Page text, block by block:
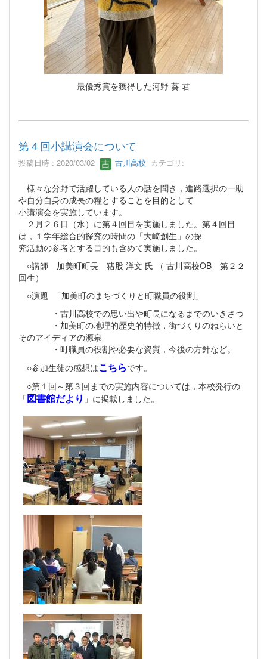
最優秀賞を獲得した河野 葵 君
第４回小講演会について
投稿日時 : 2020/03/02 古川高校 カテゴリ:
様々な分野で活躍している人の話を聞き，進路選択の一助
や自分自身の成長の糧とすることを目的として
小講演会を実施しています。
２月２６日（水）に第４回目を実施しました。第４回目
は，１学年総合的探究の時間の「大崎創生」の探
究活動の参考とする目的も含めて実施しました。
○講師 加美町町長 猪股 洋文 氏 （ 古川高校OB 第２２
回生）
○演題 「加美町のまちづくりと町職員の役割」
・古川高校での思い出や町長になるまでのいきさつ
・加美町の地理的歴史的特徴，街づくりのねらいと
そのアイディアの源泉
・町職員の役割や必要な資質，今後の方針など。
○参加生徒の感想はこちらです。
○第１回～第３回までの実施内容については，本校発行の
「図書館だより 」に掲載しました。